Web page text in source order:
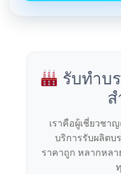
รับทำบ
เราคือผู้เชี่ยวชา
บริการรับผลิตบ
ราคาถูก หลากหล